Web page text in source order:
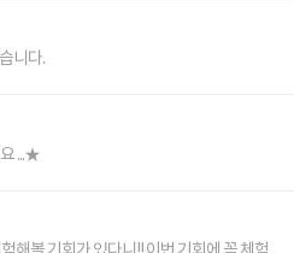
니다.
...★